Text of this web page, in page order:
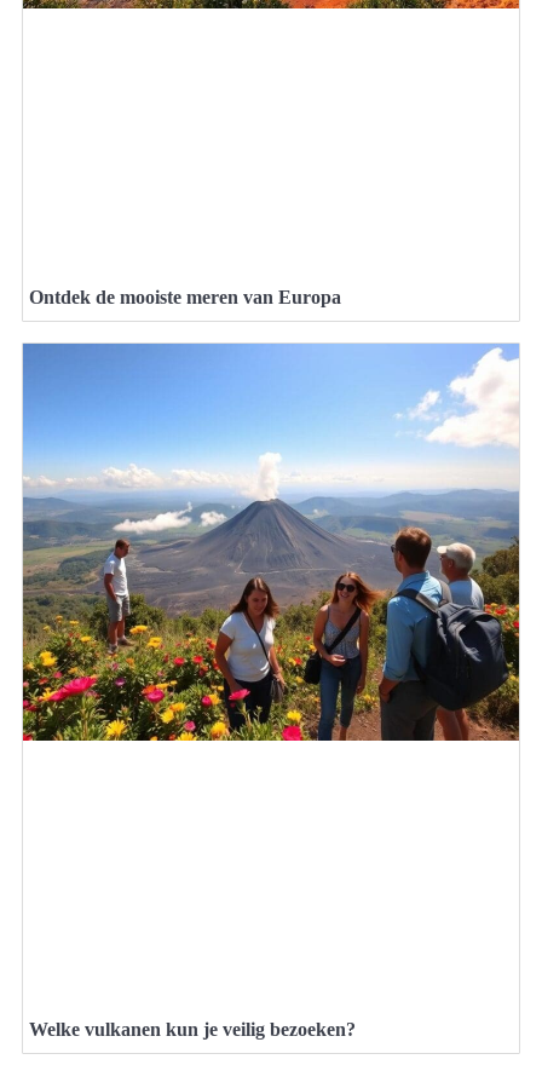
Ontdek de mooiste meren van Europa
Welke vulkanen kun je veilig bezoeken?